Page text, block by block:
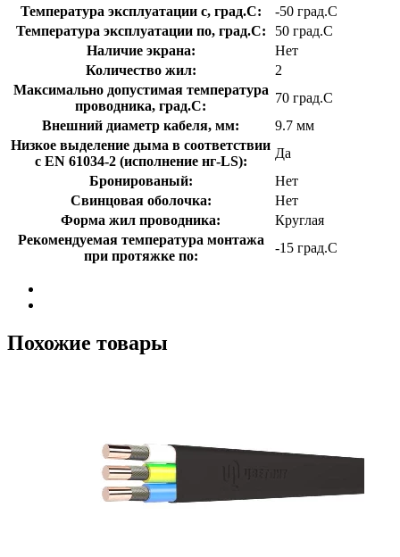
Температура эксплуатации с, град.C:
-50 град.C
Температура эксплуатации по, град.C:
50 град.C
Наличие экрана:
Нет
Количество жил:
2
Максимально допустимая температура
проводника, град.C:
70 град.C
Внешний диаметр кабеля, мм:
9.7 мм
Низкое выделение дыма в соответствии
с EN 61034-2 (исполнение нг-LS):
Да
Бронированый:
Нет
Свинцовая оболочка:
Нет
Форма жил проводника:
Круглая
Рекомендуемая температура монтажа
при протяжке по:
-15 град.C
Похожие товары